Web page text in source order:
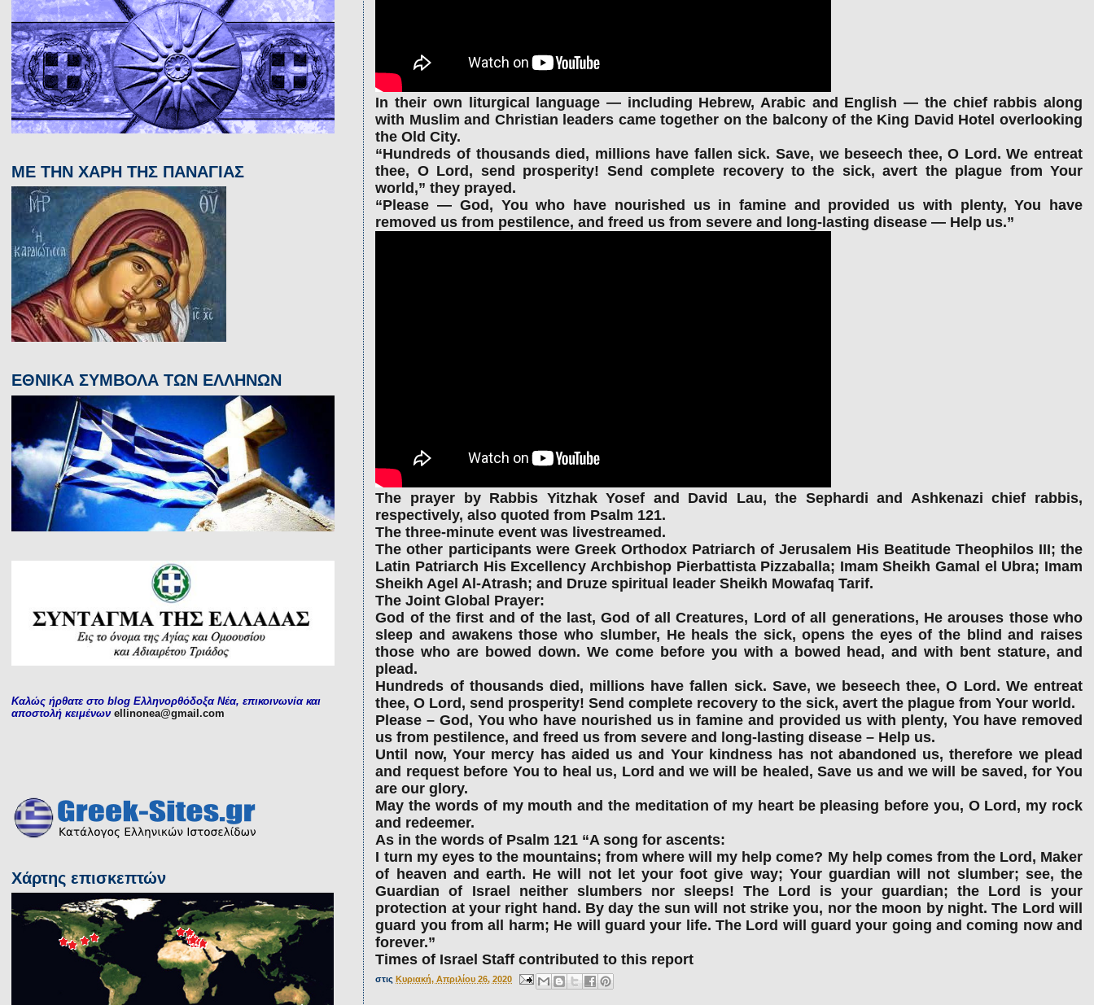
In their own liturgical language — including Hebrew, Arabic and English — the chief rabbis along
with Muslim and Christian leaders came together on the balcony of the King David Hotel overlooking
the Old City.
“Hundreds of thousands died, millions have fallen sick. Save, we beseech thee, O Lord. We entreat
thee, O Lord, send prosperity! Send complete recovery to the sick, avert the plague from Your
world,” they prayed.
“Please — God, You who have nourished us in famine and provided us with plenty, You have
removed us from pestilence, and freed us from severe and long-lasting disease — Help us.”
The prayer by Rabbis Yitzhak Yosef and David Lau, the Sephardi and Ashkenazi chief rabbis,
respectively, also quoted from Psalm 121.
The three-minute event was livestreamed.
The other participants were Greek Orthodox Patriarch of Jerusalem His Beatitude Theophilos III; the
Latin Patriarch His Excellency Archbishop Pierbattista Pizzaballa; Imam Sheikh Gamal el Ubra; Imam
Sheikh Agel Al-Atrash; and Druze spiritual leader Sheikh Mowafaq Tarif.
The Joint Global Prayer:
God of the first and of the last, God of all Creatures, Lord of all generations, He arouses those who
sleep and awakens those who slumber, He heals the sick, opens the eyes of the blind and raises
those who are bowed down. We come before you with a bowed head, and with bent stature, and
plead.
Hundreds of thousands died, millions have fallen sick. Save, we beseech thee, O Lord. We entreat
thee, O Lord, send prosperity! Send complete recovery to the sick, avert the plague from Your world.
Please – God, You who have nourished us in famine and provided us with plenty, You have removed
us from pestilence, and freed us from severe and long-lasting disease – Help us.
Until now, Your mercy has aided us and Your kindness has not abandoned us, therefore we plead
and request before You to heal us, Lord and we will be healed, Save us and we will be saved, for You
are our glory.
May the words of my mouth and the meditation of my heart be pleasing before you, O Lord, my rock
and redeemer.
As in the words of Psalm 121 “A song for ascents:
I turn my eyes to the mountains; from where will my help come? My help comes from the Lord, Maker
of heaven and earth. He will not let your foot give way; Your guardian will not slumber; see, the
Guardian of Israel neither slumbers nor sleeps! The Lord is your guardian; the Lord is your
protection at your right hand. By day the sun will not strike you, nor the moon by night. The Lord will
guard you from all harm; He will guard your life. The Lord will guard your going and coming now and
forever.”
Times of Israel Staff contributed to this report
στιςΚυριακή, Απριλίου 26, 2020
ΜΕ ΤΗΝ ΧΑΡΗ ΤΗΣ ΠΑΝΑΓΙΑΣ
ΕΘΝΙΚΑ ΣΥΜΒΟΛΑ ΤΩΝ ΕΛΛΗΝΩΝ
Καλώς ήρθατε στο blog Ελληνορθόδοξα Νέα, επικοινωνία και
αποστολή κειμένων ellinonea@gmail.com
Χάρτης επισκεπτών